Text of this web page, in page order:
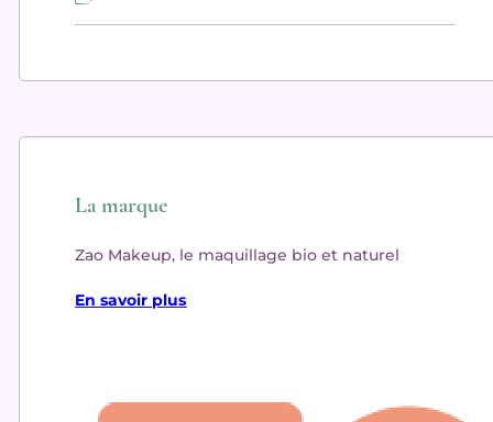
La marque
Zao Makeup, le maquillage bio et naturel
En savoir plus